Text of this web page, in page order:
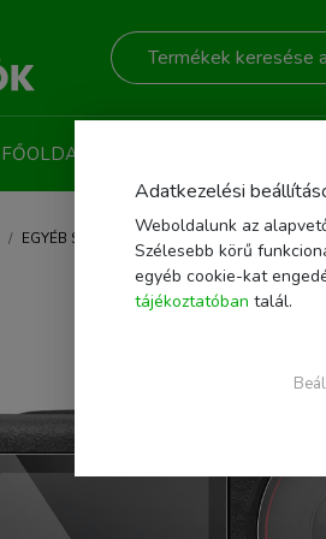
FŐOLDAL
EGYÉB STÚDIÓTARTOZÉKOK JJC GSP-
Adatkezelési
Weboldalunk az
Szélesebb körű
egyéb cookie-kat
tájékoztatóban talál.